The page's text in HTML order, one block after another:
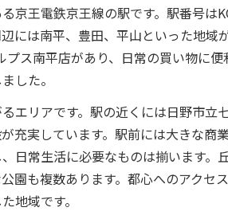
京王電鉄京王線の駅です。駅番号は
には南平、豊田、平山といった地域
ス南平店があり、日常の買い物に便
した。
エリアです。駅の近くには日野市立
充実しています。駅前には大きな商
日常生活に必要なものは揃います。
園も複数あります。都心へのアクセ
地域です。